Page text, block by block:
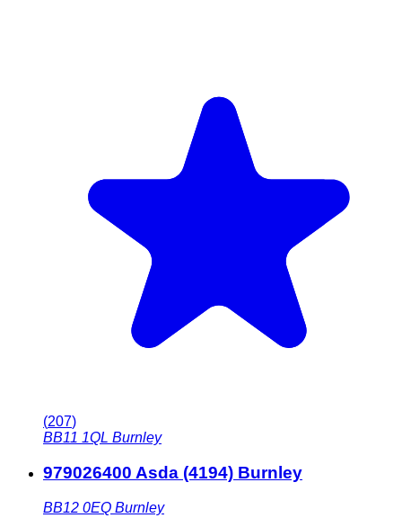
(207)
BB11 1QL Burnley
979026400 Asda (4194) Burnley
BB12 0EQ Burnley